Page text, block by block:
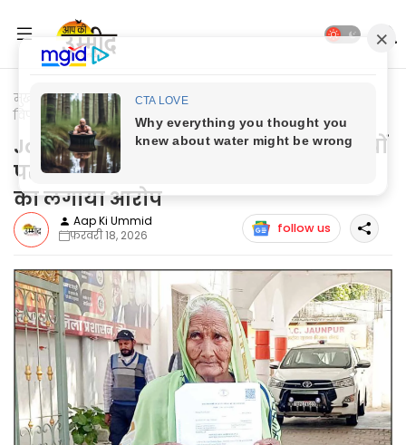
मुख्यपृष्ठ Jaunpur News
Jaunpur News: 85 वर्षीया वृद्धा ने
विपक्षियों पर कमरा एवं शौचालय पर जबरदस्ती कब्जे का लगाया आरोप
Jaunpur News: 85 वर्षीया वृद्धा ने विपक्षियों
पर कमरा एवं शौचालय पर जबरदस्ती कब्जे
का लगाया आरोप
Aap Ki Ummid
फ़रवरी 18, 2026
follow us